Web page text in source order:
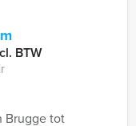
BTW
Brugge tot